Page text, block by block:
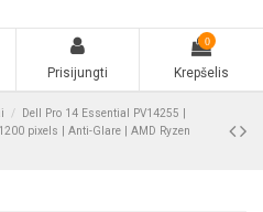
Prisijungti
0
Krepšelis
Dell Pro 14 Essential PV14255 |
pixels | Anti-Glare | AMD Ryzen